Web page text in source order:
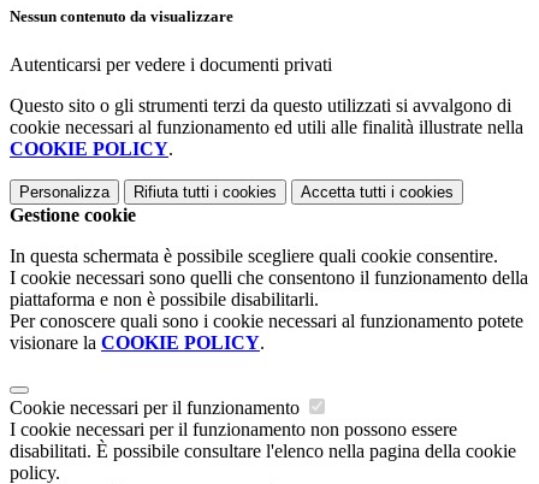
Nessun contenuto da visualizzare
Autenticarsi per vedere i documenti privati
Questo sito o gli strumenti terzi da questo utilizzati si avvalgono di
cookie necessari al funzionamento ed utili alle finalità illustrate nella
COOKIE POLICY.
Personalizza Rifiuta tutti i cookies Accetta tutti i cookies
Gestione cookie
In questa schermata è possibile scegliere quali cookie consentire.
I cookie necessari sono quelli che consentono il funzionamento della
piattaforma e non è possibile disabilitarli.
Per conoscere quali sono i cookie necessari al funzionamento potete
visionare la COOKIE POLICY.
Cookie necessari per il funzionamento
I cookie necessari per il funzionamento non possono essere
disabilitati. È possibile consultare l'elenco nella pagina della cookie
policy.